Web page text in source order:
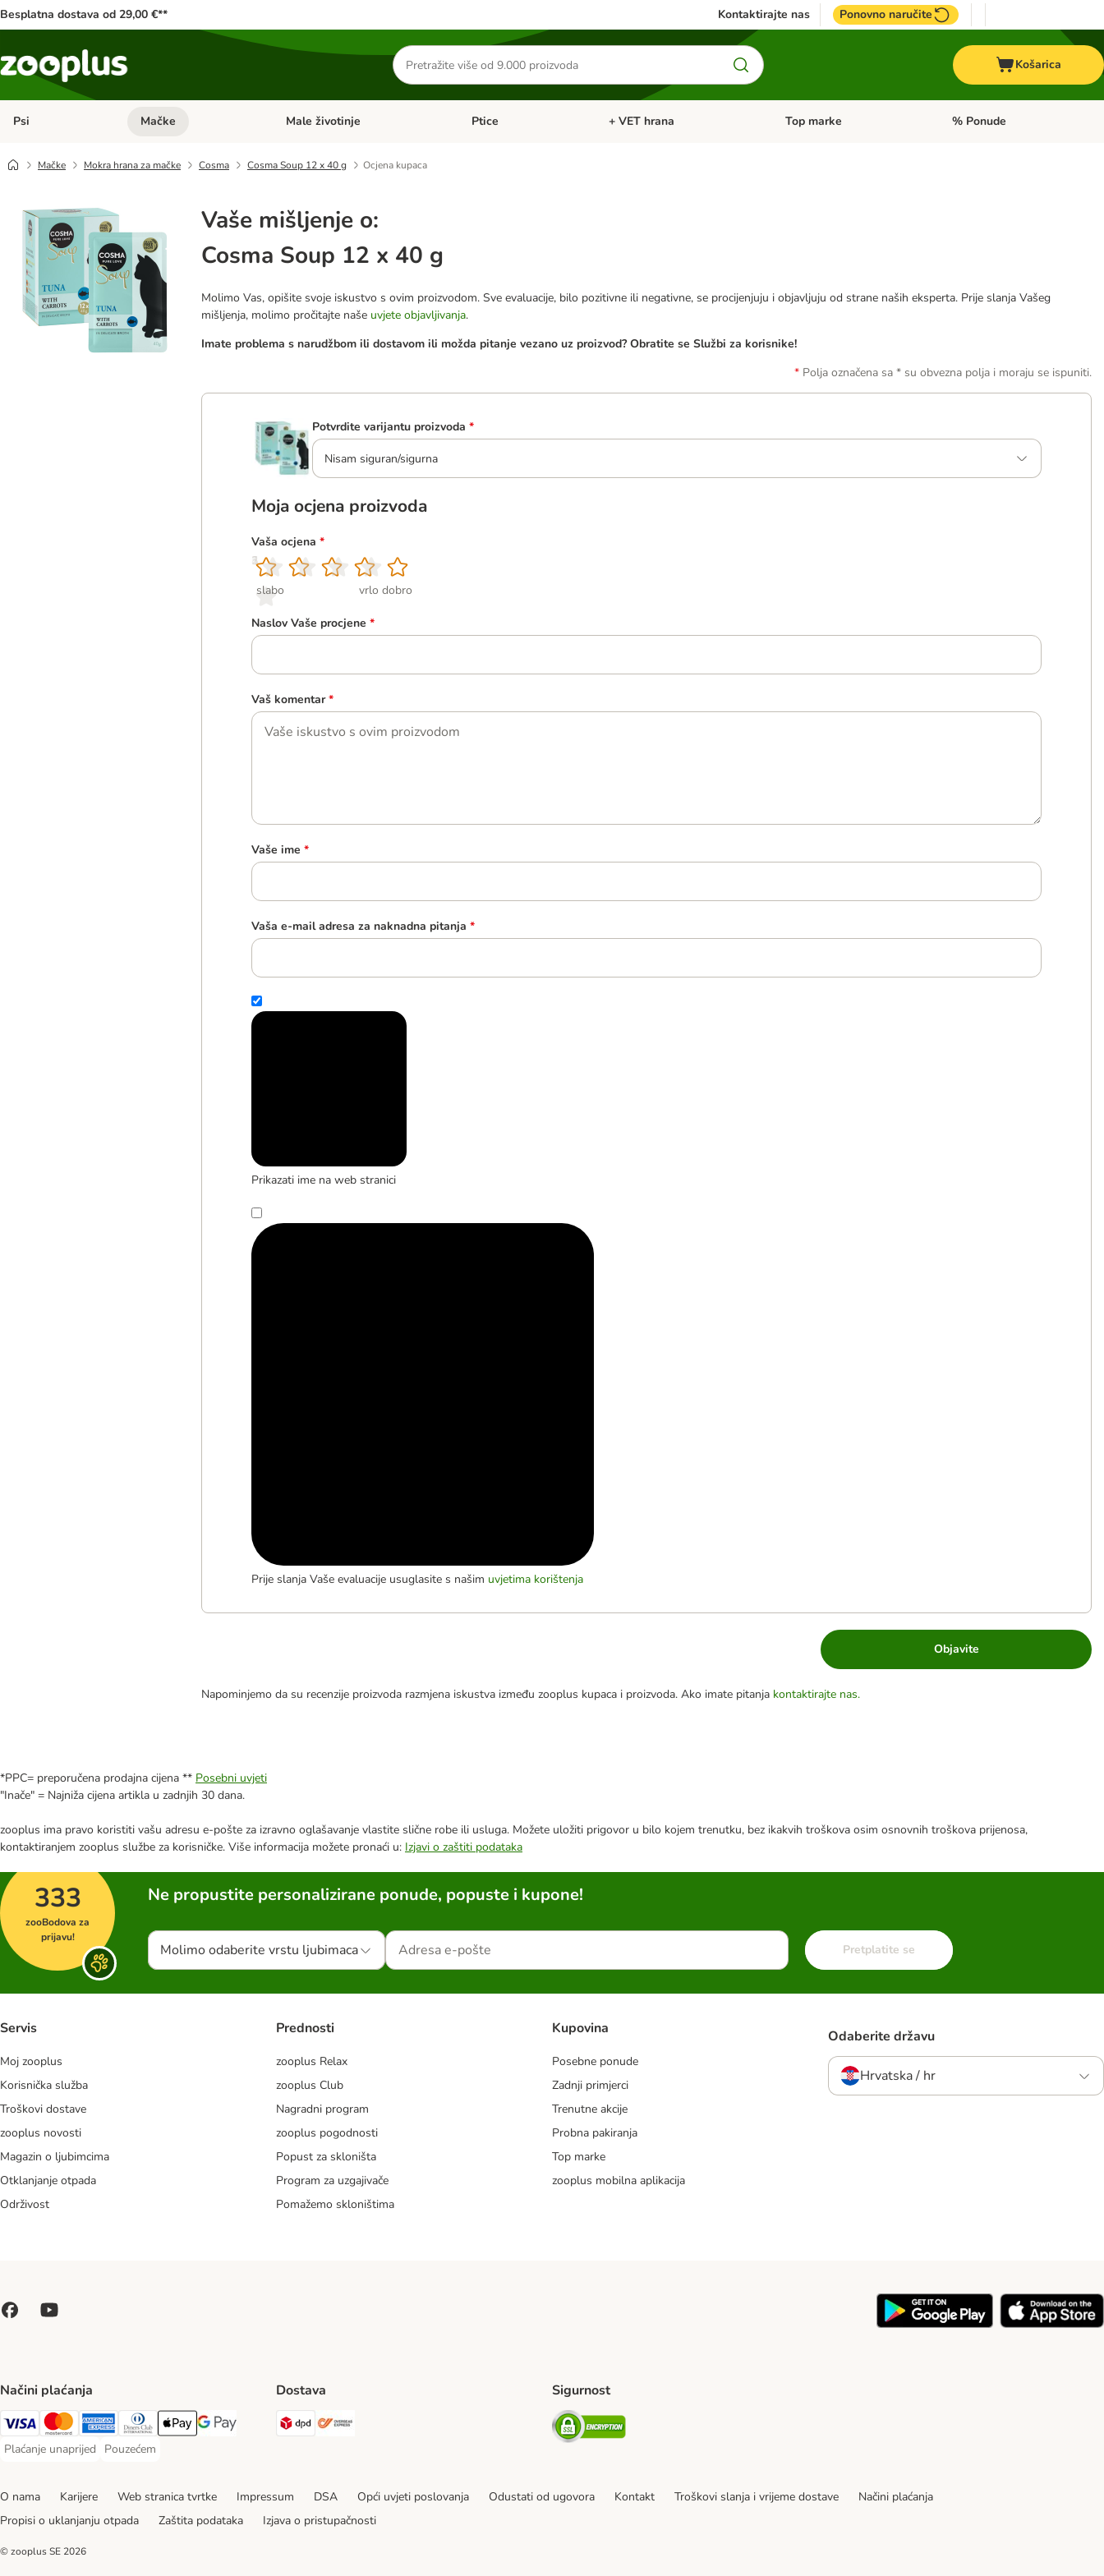
Besplatna dostava od 29,00 €** Kontaktirajte nas Ponovno naručite
Traži
proizvode
Košarica
Psi Pregled kategorija: Psi
Mačke Pregled kategorija: Mačke
Male životinje Pregled kategorija: Male životinje
Ptice Pregled kategorija: Ptice
+ VET hrana Pregled kategorija: + VET hrana
Top marke Pregled kategorija: Top marke
% Ponude
Mačke Mokra hrana za mačke Cosma Cosma Soup 12 x 40 g Ocjena kupaca
Vaše mišljenje o:
Cosma Soup 12 x 40 g
Molimo Vas, opišite svoje iskustvo s ovim proizvodom. Sve evaluacije, bilo pozitivne ili negativne, se procijenjuju i objavljuju od strane naših eksperta. Prije slanja Vašeg
mišljenja, molimo pročitajte naše uvjete objavljivanja.
Imate problema s narudžbom ili dostavom ili možda pitanje vezano uz proizvod? Obratite se Službi za korisnike!
Polja označena sa * su obvezna polja i moraju se ispuniti.
Potvrdite varijantu proizvoda *
Nisam siguran/sigurna
Moja ocjena proizvoda
Vaša ocjena *
1
slabo
2
3
4
5
vrlo dobro
Naslov Vaše procjene *
Vaš komentar *
Vaše ime *
Vaša e-mail adresa za naknadna pitanja *
Prikazati ime na web stranici
Prije slanja Vaše evaluacije usuglasite s našim uvjetima korištenja
Objavite
Napominjemo da su recenzije proizvoda razmjena iskustva između zooplus kupaca i proizvoda. Ako imate pitanja kontaktirajte nas.
*PPC= preporučena prodajna cijena ** Posebni uvjeti
"Inače" = Najniža cijena artikla u zadnjih 30 dana.
zooplus ima pravo koristiti vašu adresu e-pošte za izravno oglašavanje vlastite slične robe ili usluga. Možete uložiti prigovor u bilo kojem trenutku, bez ikakvih troškova osim osnovnih troškova prijenosa,
kontaktiranjem zooplus službe za korisničke. Više informacija možete pronaći u: Izjavi o zaštiti podataka
333
zooBodova za
prijavu!
Ne propustite personalizirane ponude, popuste i kupone!
Molimo odaberite vrstu ljubimaca Pretplatite se
Servis
Moj zooplus
Korisnička služba
Troškovi dostave
zooplus novosti
Magazin o ljubimcima
Otklanjanje otpada
Održivost
Prednosti
zooplus Relax
zooplus Club
Nagradni program
zooplus pogodnosti
Popust za skloništa
Program za uzgajivače
Pomažemo skloništima
Kupovina
Posebne ponude
Zadnji primjerci
Trenutne akcije
Probna pakiranja
Top marke
zooplus mobilna aplikacija
Odaberite državu
Hrvatska / hr
Načini plaćanja
Visa Payment Method
MasterCard Payment Method
American Express Payment Method
Diners Club Payment Method
Payment MethodGoogle pay Payment Method
Plaćanje unaprijed
Plaćanje unaprijed Payment Method
Pouzećem
Pouzećem Payment Method
Dostava
DPD Shipping Method
Sigurnost
Security
O nama Karijere Web stranica tvrtke Impressum DSA Opći uvjeti poslovanja Odustati od ugovora Kontakt Troškovi slanja i vrijeme dostave
Načini plaćanja
Propisi o uklanjanju otpada
Zaštita podataka Izjava o pristupačnosti
© zooplus SE 2026